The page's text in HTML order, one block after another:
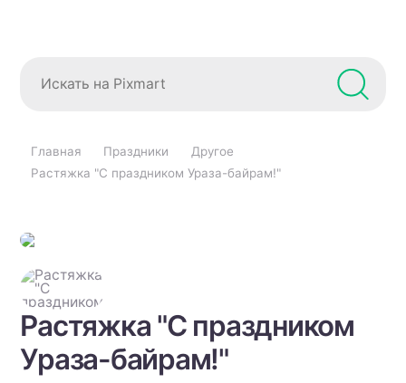
Главная Праздники
Другое
Растяжка "С праздником Ураза-байрам!"
Растяжка "С праздником
Ураза-байрам!"